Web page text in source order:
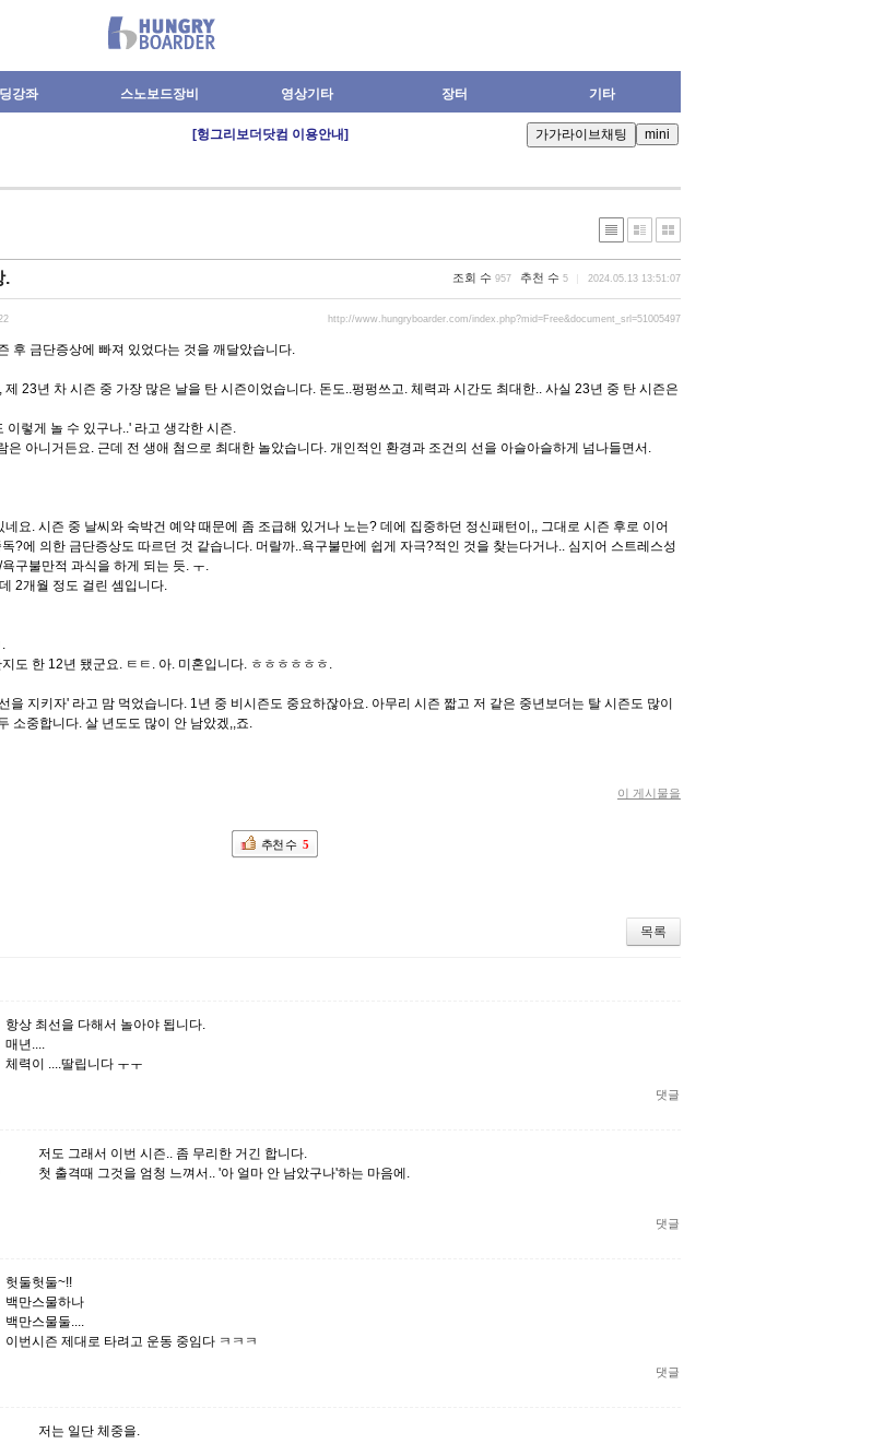
강좌 스노보드장비 영상기타 장터 기타
[헝그리보더닷컴 이용안내]
. 조회 수 957 추천 수 5 2024.05.13 13:51:07
http://www.hungryboarder.com/index.php?mid=Free&document_srl=51005497
후 금단증상에 빠져 있었다는 것을 깨달았습니다.
제 23년 차 시즌 중 가장 많은 날을 탄 시즌이었습니다. 돈도..펑펑쓰고. 체력과 시간도 최대한.. 사실 23년 중 탄 시즌은
이렇게 놀 수 있구나..' 라고 생각한 시즌.
은 아니거든요. 근데 전 생애 첨으로 최대한 놀았습니다. 개인적인 환경과 조건의 선을 아슬아슬하게 넘나들면서.
네요. 시즌 중 날씨와 숙박건 예약 때문에 좀 조급해 있거나 노는? 데에 집중하던 정신패턴이,, 그대로 시즌 후로 이어
?에 의한 금단증상도 따르던 것 같습니다. 머랄까..욕구불만에 쉽게 자극?적인 것을 찾는다거나.. 심지어 스트레스성
구불만적 과식을 하게 되는 듯. ㅜ.
2개월 정도 걸린 셈입니다.
도 한 12년 됐군요. ㅌㅌ. 아. 미혼입니다. ㅎㅎㅎㅎㅎㅎ.
을 지키자' 라고 맘 먹었습니다. 1년 중 비시즌도 중요하잖아요. 아무리 시즌 짧고 저 같은 중년보더는 탈 시즌도 많이
소중합니다. 살 년도도 많이 안 남았겠,,죠.
이 게시물을
추천 수 5
목록
항상 최선을 다해서 놀아야 됩니다.
매년....
체력이 ....딸립니다 ㅜㅜ
댓글
저도 그래서 이번 시즌.. 좀 무리한 거긴 합니다.
첫 출격때 그것을 엄청 느껴서.. '아 얼마 안 남았구나'하는 마음에.
댓글
헛둘헛둘~!!
백만스물하나
백만스물둘....
이번시즌 제대로 타려고 운동 중임다 ㅋㅋㅋ
댓글
저는 일단 체중을.